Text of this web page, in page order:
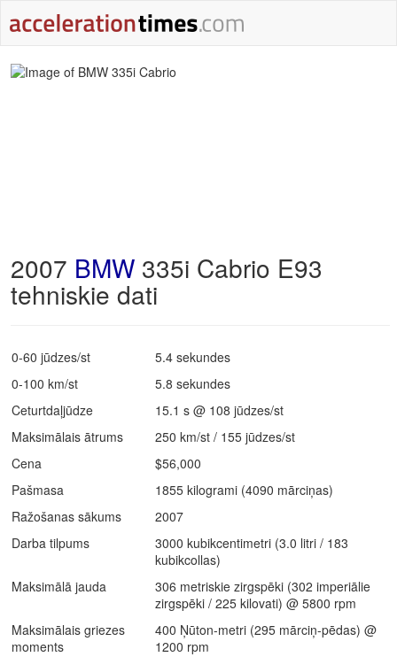
2007 BMW 335i Cabrio E93
tehniskie dati
0-60 jūdzes/st
5.4 sekundes
0-100 km/st
5.8 sekundes
Ceturtdaļjūdze
15.1 s @ 108 jūdzes/st
Maksimālais ātrums
250 km/st / 155 jūdzes/st
Cena
$56,000
Pašmasa
1855 kilogrami (4090 mārciņas)
Ražošanas sākums
2007
Darba tilpums
3000 kubikcentimetri (3.0 litri / 183
kubikcollas)
Maksimālā jauda
306 metriskie zirgspēki (302 imperiālie
zirgspēki / 225 kilovati) @ 5800 rpm
Maksimālais griezes
moments
400 Ņūton-metri (295 mārciņ-pēdas) @
1200 rpm